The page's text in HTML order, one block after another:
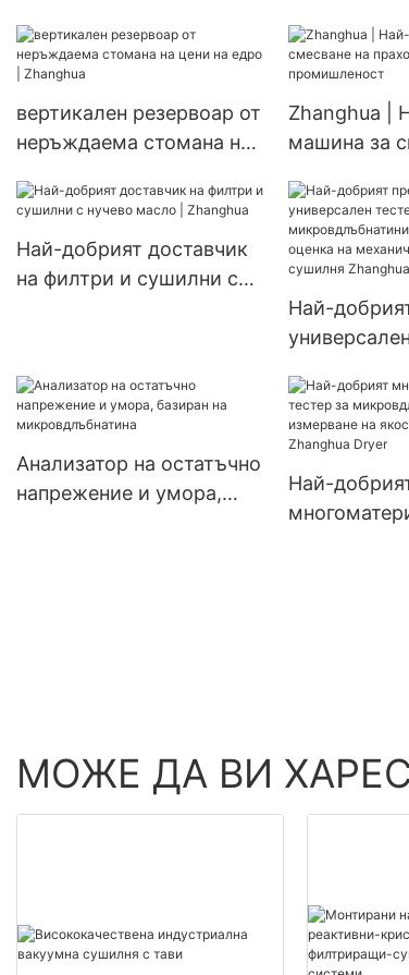
конична винтова
вакуумна сушилня за
органичен метанол,
вертикален конусен
дизайн на
вертикален резервоар от
неръждаема стомана на
Zhanghua |
машина за
Най-добрият доставчик
на филтри и сушилни с
Най-
компания
механични
сушилня
Анализатор на остатъчно
напрежение и умора,
Най-
МОЖЕ ДА ВИ